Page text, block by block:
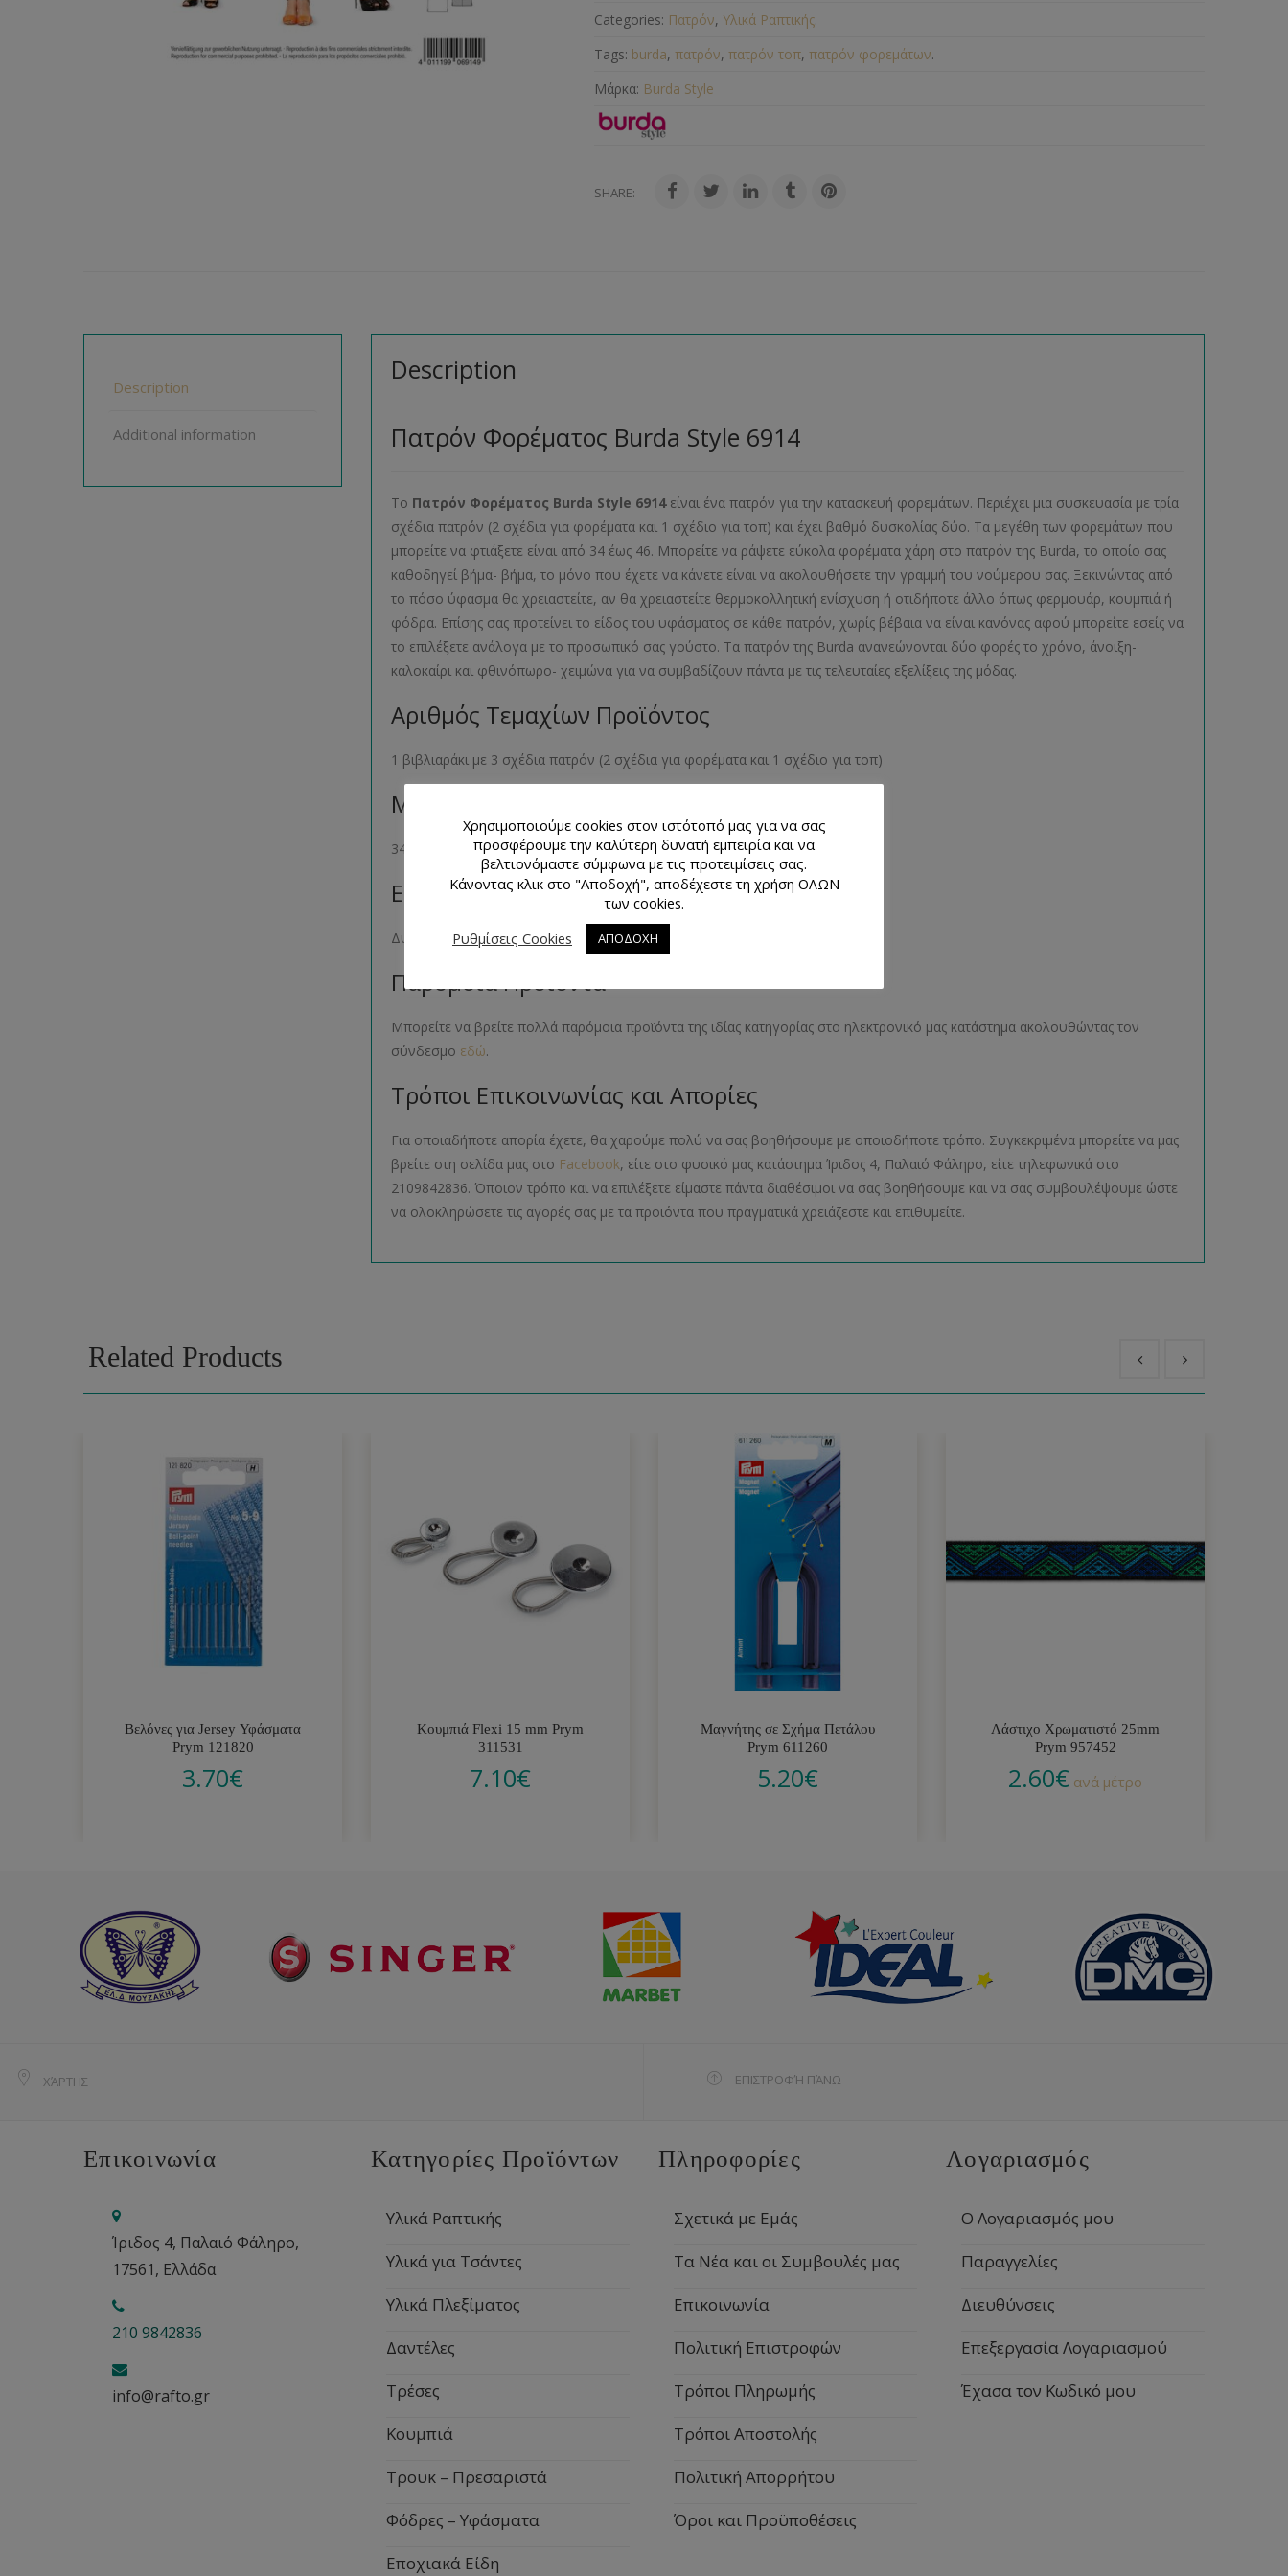
Categories: Πατρόν, Υλικά Ραπτικής.
Tags: burda,πατρόν,πατρόν τοπ,πατρόν φορεμάτων.
Μάρκα: Burda Style
SHARE:
Description
Additional information
Description
Πατρόν Φορέματος Burda Style 6914
Το Πατρόν Φορέματος Burda Style 6914είναι ένα πατρόν για την κατασκευή φορεμάτων. Περιέχει μια συσκευασία με τρία
σχέδια πατρόν (2 σχέδια για φορέματα και 1 σχέδιο για τοπ) και έχει βαθμό δυσκολίας δύο. Τα μεγέθη των φορεμάτων που
μπορείτε να φτιάξετε είναι από 34 έως 46. Μπορείτε να ράψετε εύκολα φορέματα χάρη στο πατρόν της Burda, το οποίο σας
καθοδηγεί βήμα- βήμα, το μόνο που έχετε να κάνετε είναι να ακολουθήσετε την γραμμή του νούμερου σας. Ξεκινώντας από
το πόσο ύφασμα θα χρειαστείτε, αν θα χρειαστείτε θερμοκολλητική ενίσχυση ή οτιδήποτε άλλο όπως φερμουάρ, κουμπιά ή
φόδρα. Επίσης σας προτείνει το είδος του υφάσματος σε κάθε πατρόν, χωρίς βέβαια να είναι κανόνας αφού μπορείτε εσείς να
το επιλέξετε ανάλογα με το προσωπικό σας γούστο. Τα πατρόν της Burda ανανεώνονται δύο φορές το χρόνο, άνοιξη-
καλοκαίρι και φθινόπωρο- χειμώνα για να συμβαδίζουν πάντα με τις τελευταίες εξελίξεις της μόδας.
Αριθμός Τεμαχίων Προϊόντος
1 βιβλιαράκι με 3 σχέδια πατρόν (2 σχέδια για φορέματα και 1 σχέδιο για τοπ)
Μέγεθος Προϊόντος
34- 36- 38- 40- 42- 44- 46
Επίπεδο Δυσκολίας
Δυσκολία 2 στα 4
Παρόμοια Προϊόντα
Μπορείτε να βρείτε πολλά παρόμοια προϊόντα της ιδίας κατηγορίας στο ηλεκτρονικό μας κατάστημα ακολουθώντας τον
σύνδεσμο εδώ.
Τρόποι Επικοινωνίας και Απορίες
Για οποιαδήποτε απορία έχετε, θα χαρούμε πολύ να σας βοηθήσουμε με οποιοδήποτε τρόπο. Συγκεκριμένα μπορείτε να μας
βρείτε στη σελίδα μας στο Facebook, είτε στο φυσικό μας κατάστημα Ίριδος 4, Παλαιό Φάληρο, είτε τηλεφωνικά στο
2109842836. Όποιον τρόπο και να επιλέξετε είμαστε πάντα διαθέσιμοι να σας βοηθήσουμε και να σας συμβουλέψουμε ώστε
να ολοκληρώσετε τις αγορές σας με τα προϊόντα που πραγματικά χρειάζεστε και επιθυμείτε.
Related Products
Βελόνες για Jersey Υφάσματα
Prym 121820
3.70€
Κουμπιά Flexi 15 mm Prym
311531
7.10€
Μαγνήτης σε Σχήμα Πετάλου
Prym 611260
5.20€
Λάστιχο Χρωματιστό 25mm
Prym 957452
2.60€ ανά μέτρο
ΧΆΡΤΗΣ ΕΠΙΣΤΡΟΦΉ ΠΆΝΩ
Επικοινωνία
Ίριδος 4, Παλαιό Φάληρο,
17561, Ελλάδα
210 9842836
info@rafto.gr
Κατηγορίες Προϊόντων
Υλικά Ραπτικής
Υλικά για Τσάντες
Υλικά Πλεξίματος
Δαντέλες
Τρέσες
Κουμπιά
Τρουκ – Πρεσαριστά
Φόδρες – Υφάσματα
Εποχιακά Είδη
Πληροφορίες
Σχετικά με Εμάς
Τα Νέα και οι Συμβουλές μας
Επικοινωνία
Πολιτική Επιστροφών
Τρόποι Πληρωμής
Τρόποι Αποστολής
Πολιτική Απορρήτου
Όροι και Προϋποθέσεις
Λογαριασμός
Ο Λογαριασμός μου
Παραγγελίες
Διευθύνσεις
Επεξεργασία Λογαριασμού
Έχασα τον Κωδικό μου
Χρησιμοποιούμε cookies στον ιστότοπό μας για να σας
προσφέρουμε την καλύτερη δυνατή εμπειρία και να
βελτιονόμαστε σύμφωνα με τις προτειμίσεις σας.
Κάνοντας κλικ στο "Αποδοχή", αποδέχεστε τη χρήση ΟΛΩΝ
των cookies.
Ρυθμίσεις Cookies
ΑΠΟΔΟΧΗ